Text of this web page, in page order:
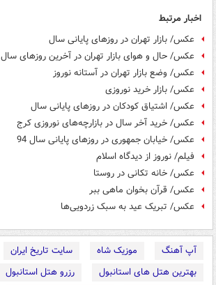
اخبار مرتبط
عکس/ بازار تهران در روزهای پایانی سال
عکس/ حال‌ و هوای بازار تهران در آخرین روزهای سال
عکس/ وضع بازار تهران در آستانه نوروز
عکس/ بازار خرید نوروزی
عکس/ اشتیاق کودکان در روزهای پایانی سال
عکس/ خرید آخر سال در بازارچه‌های نوروزی کرج
عکس/ خیابان جمهوری در روزهای پایانی سال 94
فیلم/ نوروز از دیدگاه اسلام
عکس/ خانه تکانی در روستا
عکس/ قرآن بخوان ماهی ببر
عکس/ تبریک عید به سبک زردویی‌ها
آپ آهنگ موزیک شاه
سایت تاریخ ایران
بهترین هتل های استانبول
رزرو هتل استانبول